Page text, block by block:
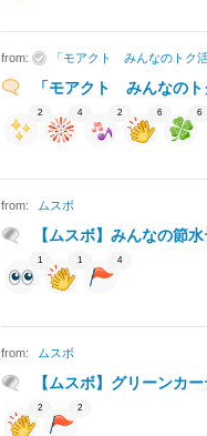
from: 「モアクト みんなのトク
「モアクト みんなの
2 4 2 6 6
from: ムスボ
【ムスボ】みんなの節
1 1 4
from: ムスボ
【ムスボ】グリーンカ
2 2